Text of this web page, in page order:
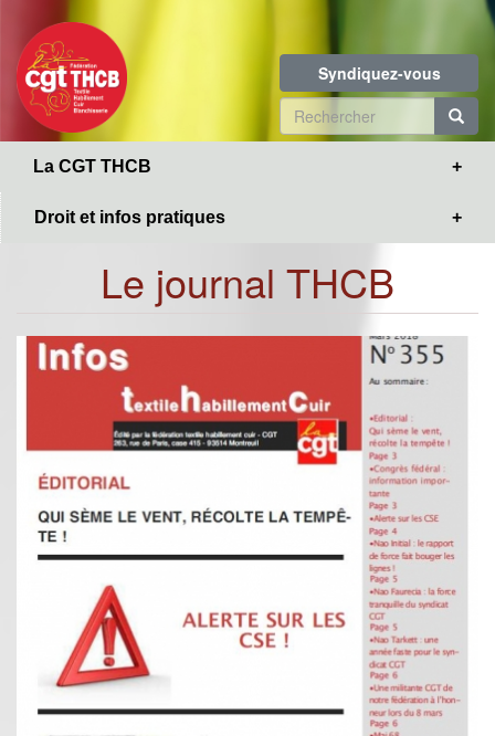
contenu
principal
Syndiquez-vous
Formulaire
de
La CGT THCB
Droit et infos pratiques
Le journal THCB